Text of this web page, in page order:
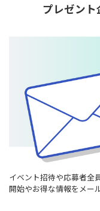
プレゼント
イベント招待や応募者全
開始やお得な情報をメー